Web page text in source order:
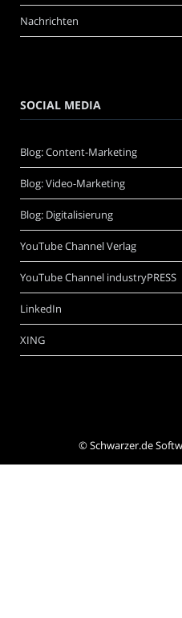
Nachrichten
SOCIAL MEDIA
Blog: Content-Marketing
Blog: Video-Marketing
Blog: Digitalisierung
YouTube Channel Verlag
YouTube Channel industryPRESS
LinkedIn
XING
©Schwarzer.de